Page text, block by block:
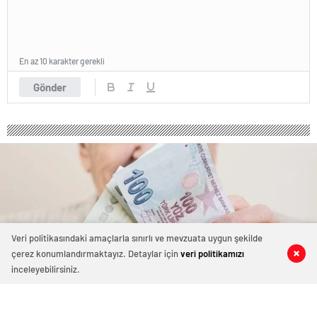
0 0
Gönder
En az 10 karakter gerekli
0 0
Veri politikasındaki amaçlarla sınırlı ve mevzuata uygun şekilde
çerez konumlandırmaktayız. Detaylar içinveri politikamızı
inceleyebilirsiniz.